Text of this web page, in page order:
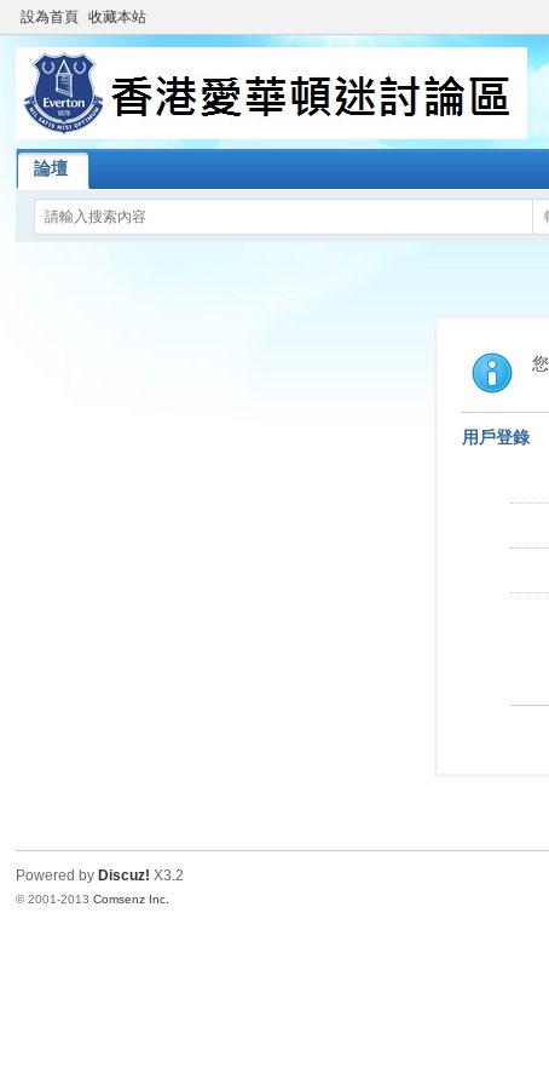
設為首頁 收藏本站
論壇
用戶登錄
Powered by Discuz! X3.2
© 2001-2013Comsenz Inc.